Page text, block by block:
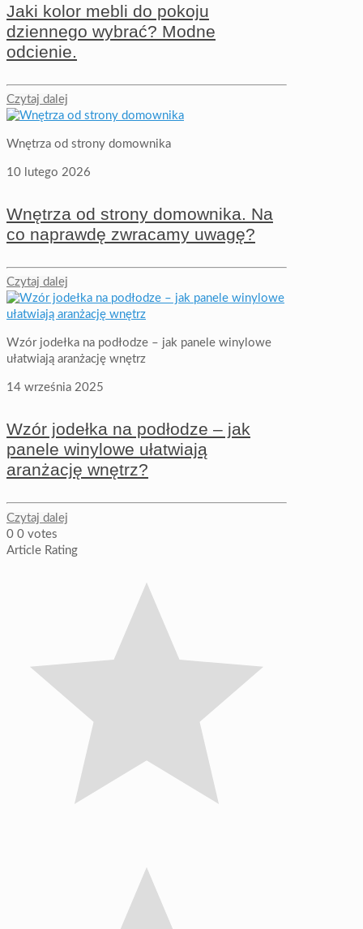
Jaki kolor mebli do pokoju
dziennego wybrać? Modne
odcienie.
Czytaj dalej
Wnętrza od strony domownika
10 lutego 2026
Wnętrza od strony domownika. Na
co naprawdę zwracamy uwagę?
Czytaj dalej
Wzór jodełka na podłodze – jak panele winylowe
ułatwiają aranżację wnętrz
14 września 2025
Wzór jodełka na podłodze – jak
panele winylowe ułatwiają
aranżację wnętrz?
Czytaj dalej
0 0 votes
Article Rating